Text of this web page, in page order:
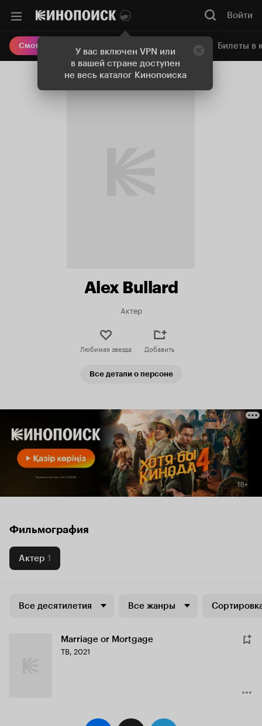
У вас включен VPN или
в вашей стране доступен
не весь каталог Кинопоиска
Войти
Смотреть кино Онлайн-кинотеатр Билеты в
Alex Bullard
Актер
Любимая звезда Добавить
Все детали о персоне
Фильмография
Актер 1
Все десятилетия Все жанры
Marriage or Mortgage
ТВ, 2021